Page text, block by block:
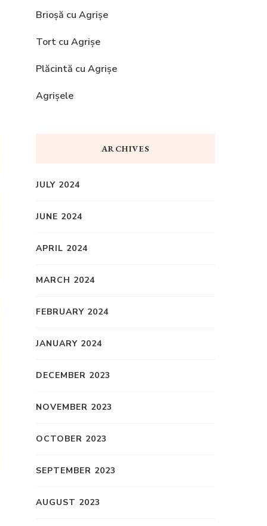
Brioșă cu Agrișe
Tort cu Agrișe
Plăcintă cu Agrișe
Agrișele
ARCHIVES
JULY 2024
JUNE 2024
APRIL 2024
MARCH 2024
FEBRUARY 2024
JANUARY 2024
DECEMBER 2023
NOVEMBER 2023
OCTOBER 2023
SEPTEMBER 2023
AUGUST 2023